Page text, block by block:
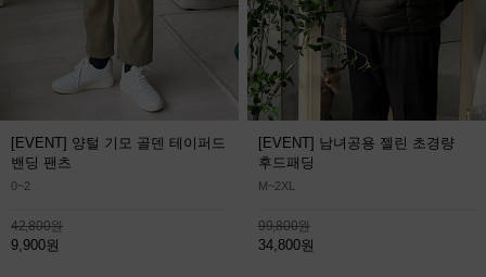
[EVENT] 양털 기모 골덴 테이퍼드
밴딩 팬츠
0~2
42,800원
9,900원
[EVENT] 남녀공용 젤린 초경량
후드패딩
M~2XL
99,800원
34,800원